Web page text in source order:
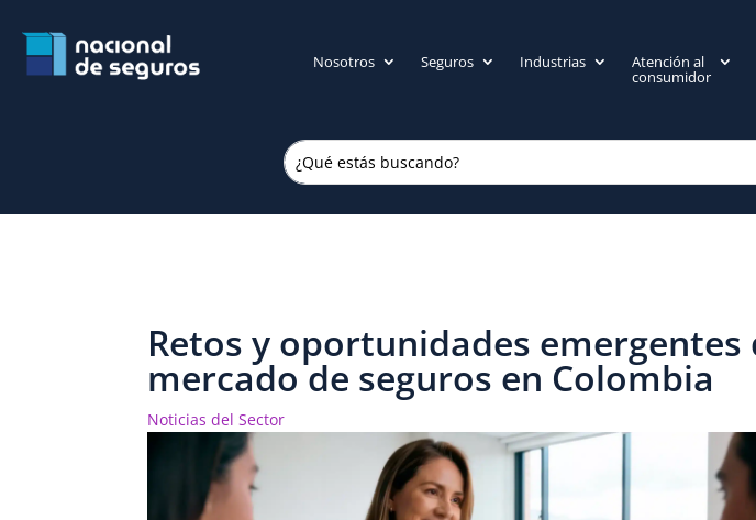
Nosotros Seguros Industrias Atención al
consumidor
Retos y oportunidades emergentes
mercado de seguros en Colombia
Noticias del Sector